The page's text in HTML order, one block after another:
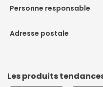
Personne responsable
Adresse postale
Les produits